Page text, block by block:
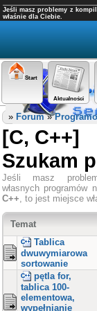
Jeśli masz problemy z
właśnie dla Ciebie.
Start
Aktualności
» Forum»
[C, C++]
Szukam
Jeśli masz
własnych programów
C++, to jest miejsce
Temat
Tablica
dwuwymiarowa
sortowanie
pętla for,
tablica 100-
elementowa,
wypełnianie